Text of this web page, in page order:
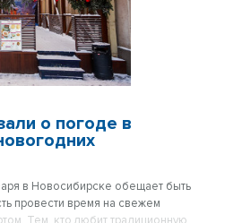
о погоде в
в Новосибирске обещает быть
провести время на свежем
Тем, кто любит традиционную